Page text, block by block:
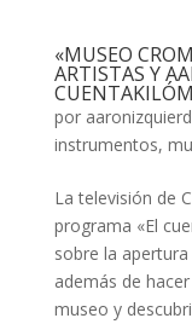
«MUSEO
ARTISTAS Y
por
instrumentos,
La televisión de
programa «El
sobre la
además de
museo y